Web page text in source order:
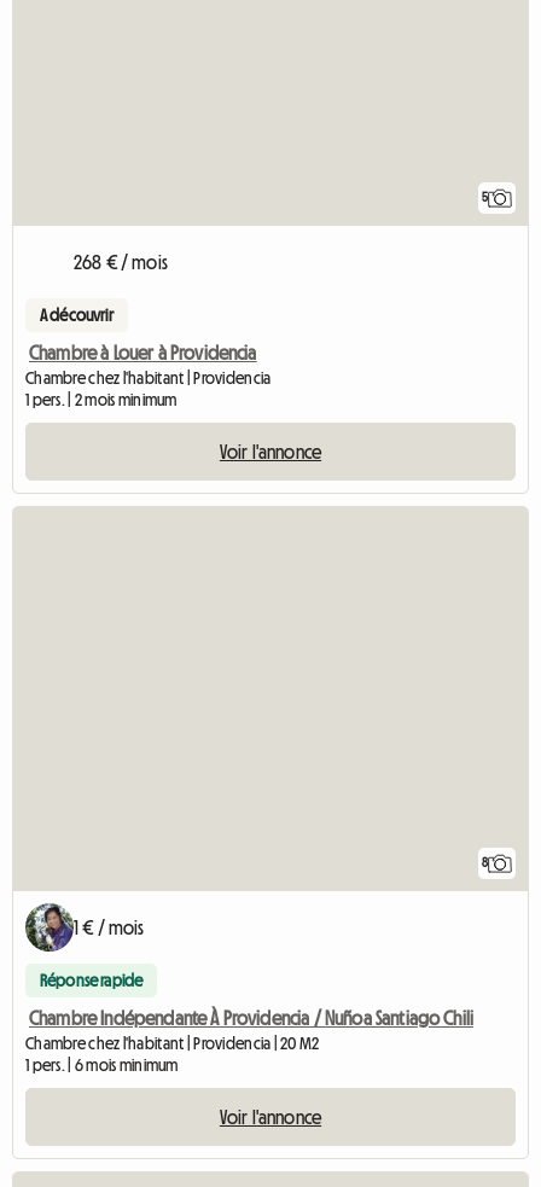
5
268 € / mois
A découvrir
Chambre à Louer à Providencia
Chambre chez l'habitant | Providencia
1 pers. | 2 mois minimum
Voir l'annonce
8
1 € / mois
Réponse rapide
Chambre Indépendante À Providencia / Nuñoa Santiago Chili
Chambre chez l'habitant | Providencia | 20 M2
1 pers. | 6 mois minimum
Voir l'annonce